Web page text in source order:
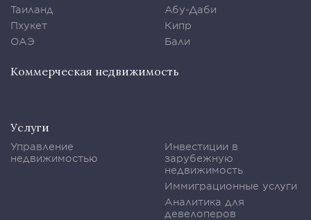
Таиланд
Пхукет
ОАЭ
Абу-Даби
Кипр
Бали
Коммерческая недвижимость
Услуги
Управление
недвижимостью
Инвестиции в
зарубежную
недвижимость
Иммиграционные услуги
Аналитика для
девелоперов